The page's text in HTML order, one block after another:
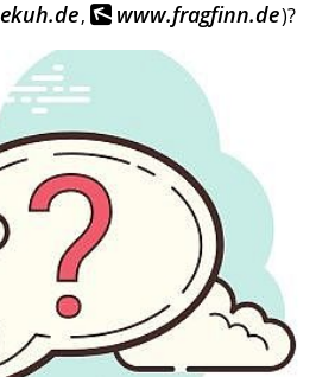
, www.fragfinn.de)?